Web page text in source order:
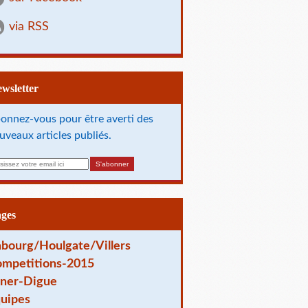
via RSS
vous pour être averti des
articles publiés.
Houlgate/Villers
2015
Digue